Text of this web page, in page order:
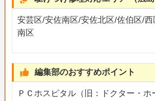
安芸区/安佐南区/安佐北区/佐伯区/
南区
編集部のおすすめポイント
ＰＣホスピタル（旧：ドクター・ホ